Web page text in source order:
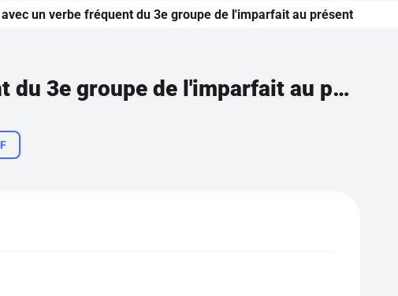
un verbe fréquent du 3e groupe de l'imparfait au présent
Transposer une phrase avec un verbe fréquent du 3e groupe de l'imparfait au présent